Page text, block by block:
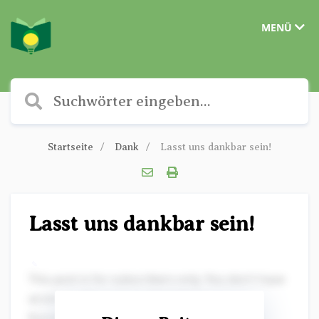
MENÜ
Startseite Dank Lasst uns dankbar sein!
Lasst uns dankbar sein!